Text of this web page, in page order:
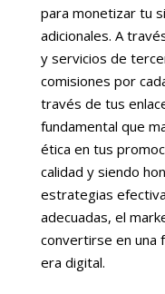
para monetizar tu
adicionales. A
y servicios de
comisiones por
través de tus
fundamental que
ética en tus
calidad y siendo
estrategias
adecuadas, el
convertirse en una
era digital.